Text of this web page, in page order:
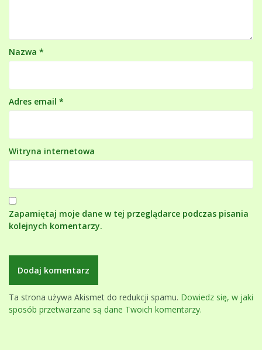
Nazwa *
Adres email *
Witryna internetowa
Zapamiętaj moje dane w tej przeglądarce podczas pisania
kolejnych komentarzy.
Ta strona używa Akismet do redukcji spamu. Dowiedz się, w jaki
sposób przetwarzane są dane Twoich komentarzy.